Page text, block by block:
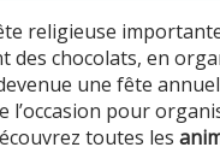
religieuse
des chocolats, en
une fête
l’occasion pour
toutes les